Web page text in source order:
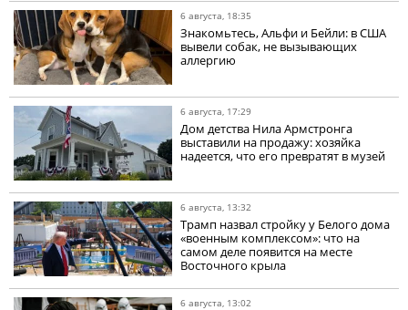
6 августа, 18:35
Знакомьтесь, Альфи и Бейли: в США
вывели собак, не вызывающих
аллергию
6 августа, 17:29
Дом детства Нила Армстронга
выставили на продажу: хозяйка
надеется, что его превратят в музей
6 августа, 13:32
Трамп назвал стройку у Белого дома
«военным комплексом»: что на
самом деле появится на месте
Восточного крыла
6 августа, 13:02